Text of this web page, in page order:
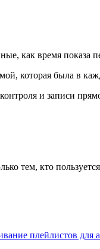
как время показа
которая была в
и записи
тем, кто
плейлистов для